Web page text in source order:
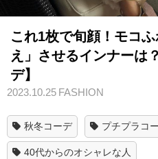
これ1枚で旬顔！モコ
え」させるインナーは
デ】
2023.10.25 FASHION
秋冬コーデ プチプラコ
40代からのオシャレな人